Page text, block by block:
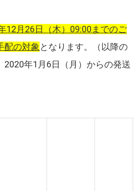
12月26日（木）09:00までのご
配の対象 となります。（以降の
2020年1月6日（月）からの発送